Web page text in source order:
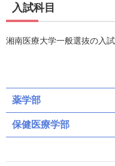
入試科目
湘南医療大学一般選抜の入
薬学部
保健医療学部